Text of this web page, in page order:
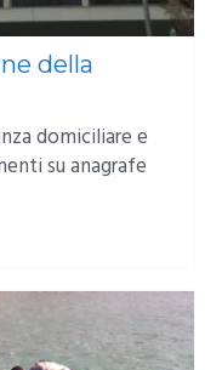
della
domiciliare e
su anagrafe